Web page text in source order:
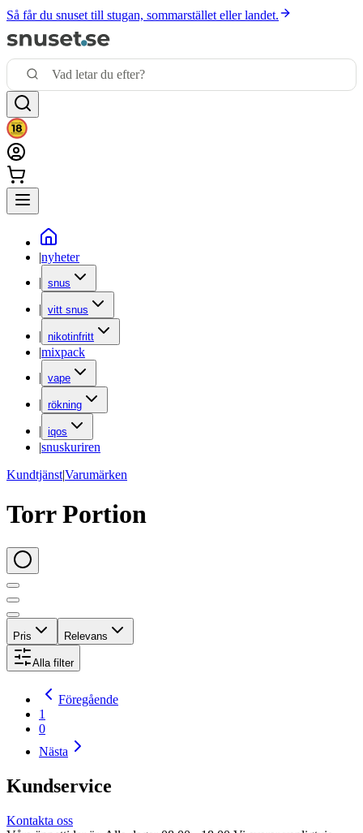
Så får du snuset till stugan, sommarstället eller landet.
|nyheter
| snus
| vitt snus
| nikotinfritt
|mixpack
| vape
| rökning
| iqos
|snuskuriren
Kundtjänst|Varumärken
Torr Portion
Pris Relevans
Alla filter
Föregående
1
0
Nästa
Kundservice
Kontakta oss